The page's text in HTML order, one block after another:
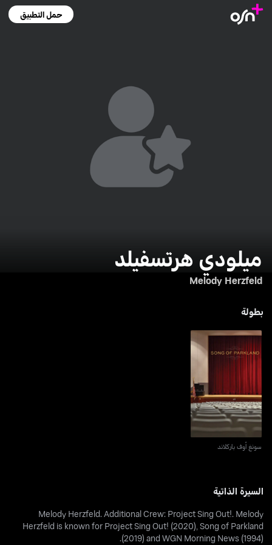
حمل التطبيق
ميلودي هرتسفيلد
Melody Herzfeld
بطولة
سونغ أوف باركلاند
سونغ أوف باركلاند
السيرة الذاتية
Melody Herzfeld. Additional Crew: Project Sing Out!. Melody
Herzfeld is known for Project Sing Out! (2020), Song of Parkland
(2019) and WGN Morning News (1994).